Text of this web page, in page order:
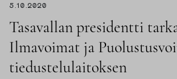
5.10.2020
Tasavallan presidentti
Ilmavoimat ja
tiedustelulaitoksen